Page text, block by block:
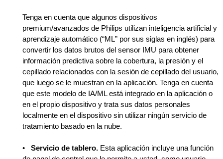
Tenga en cuenta que algunos dispositivos
premium/avanzados de Philips utilizan inteligencia artificial y
aprendizaje automático (“ML” por sus siglas en inglés) para
convertir los datos brutos del sensor IMU para obtener
información predictiva sobre la cobertura, la presión y el
cepillado relacionados con la sesión de cepillado del usuario,
que luego se le muestran en la aplicación. Tenga en cuenta
que este modelo de IA/ML está integrado en la aplicación o
en el propio dispositivo y trata sus datos personales
localmente en el dispositivo sin utilizar ningún servicio de
tratamiento basado en la nube.
• Servicio de tablero. Esta aplicación incluye una función